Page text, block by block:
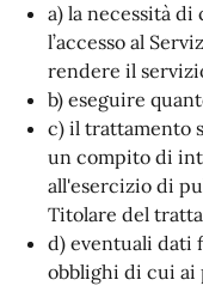
a) la necessità di
l’accesso al
rendere il
b) eseguire
c) il trattamento
un compito di
all'esercizio di
Titolare del
d) eventuali dati
obblighi di cui ai